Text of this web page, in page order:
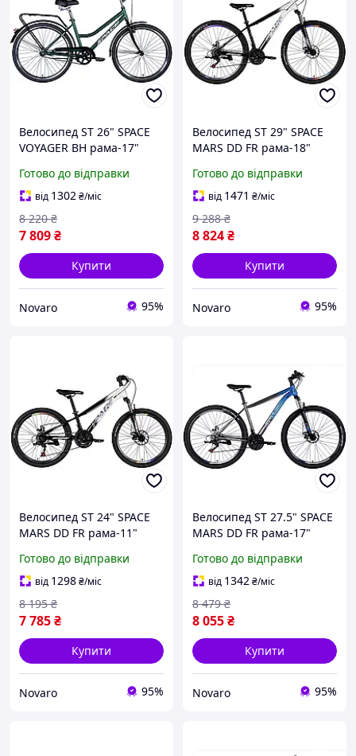
Велосипед ST 26" SPACE
VOYAGER BH рама-17"
крило пер., крило зад.,
підніжка, дзвоник
Готово до відправки
від 1302₴/міс
7 809₴
8 220 ₴
Купити
Novaro 95%
Велосипед ST 29" SPACE
MARS DD FR рама-18"
Готово до відправки
від 1471 ₴/міс
8 824₴
9 288 ₴
Купити
Novaro 95%
Велосипед ST 24" SPACE
MARS DD FR рама-11"
Готово до відправки
від 1298₴/міс
7 785₴
8 195 ₴
Купити
Novaro 95%
Велосипед ST 27.5" SPACE
MARS DD FR рама-17"
Готово до відправки
від 1342₴/міс
8 055₴
8 479 ₴
Купити
Novaro 95%